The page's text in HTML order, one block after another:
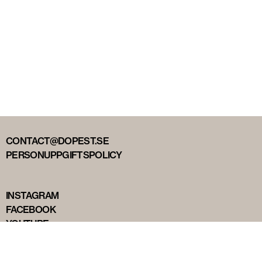
CONTACT@DOPEST.SE
PERSONUPPGIFTSPOLICY
INSTAGRAM
FACEBOOK
YOUTUBE